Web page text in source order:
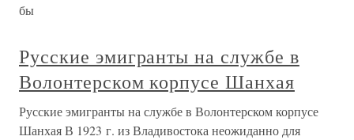
бы
Русские эмигранты на службе в
Волонтерском корпусе Шанхая
Русские эмигранты на службе в Волонтерском корпусе
Шанхая В 1923 г. из Владивостока неожиданно для